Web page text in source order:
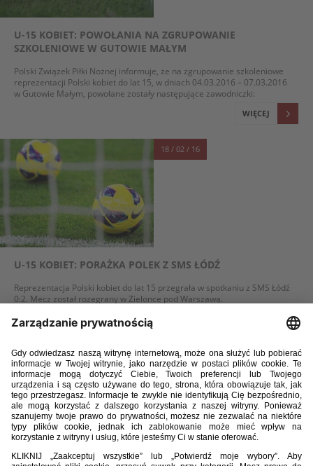
U-15 KOBIET: POWOŁANIA NA ZGRUPOWANIE
SZKOLENIOWE W GUTOWIE MAŁYM
Polski Związek Piłki Nożnej informuje, że na zgrupowanie szkoleniowe
reprezentacji Polski kobiet do lat 15, w dniach 04.03.2016 – 07.03.2016
w Gutowie Małym, powołane zostały następujące zawodniczki:
WIĘCEJ
18 / 02 / 16
U-15 KOBIET: PORAŻKA POLEK Z SMS ŁÓDŹ
Reprezentacja Polski kobiet do lat 15 przegrała w spotkaniu z SMS Łódź
0:2. Mecz został rozegrany w Zielonce pod Warszawą.
02 / 02 / 16